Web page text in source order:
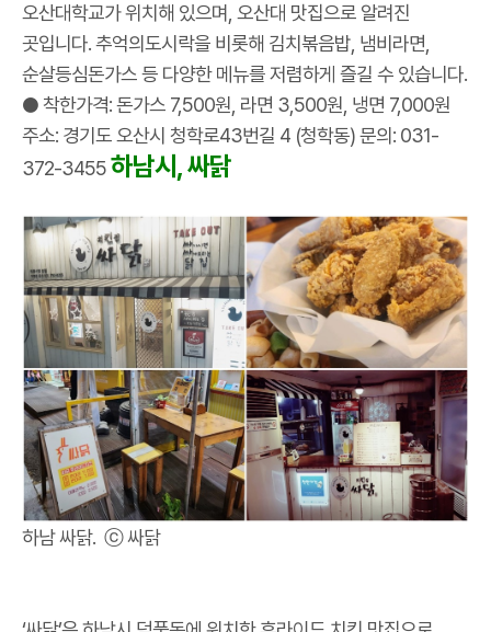
오산대학교가 위치해 있으며, 오산대 맛집으로 알려진
곳입니다. 추억의도시락을 비롯해 김치볶음밥, 냄비라면,
순살등심돈가스 등 다양한 메뉴를 저렴하게 즐길 수 있습니다.
● 착한가격: 돈가스 7,500원, 라면 3,500원, 냉면 7,000원
주소: 경기도 오산시 청학로43번길 4 (청학동) 문의: 031-
372-3455하남시, 싸닭
하남 싸닭. ⓒ 싸닭